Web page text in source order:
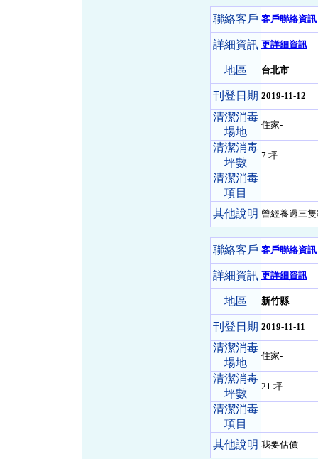
聯絡客戶 客戶聯絡資訊
詳細資訊 更詳細資訊
地區 台北市
刊登日期 2019-11-12
清潔消毒
場地
住家-
清潔消毒
坪數
7 坪
清潔消毒
項目
其他說明 曾經養過三
聯絡客戶 客戶聯絡資訊
詳細資訊 更詳細資訊
地區 新竹縣
刊登日期 2019-11-11
清潔消毒
場地
住家-
清潔消毒
坪數
21 坪
清潔消毒
項目
其他說明 我要估價